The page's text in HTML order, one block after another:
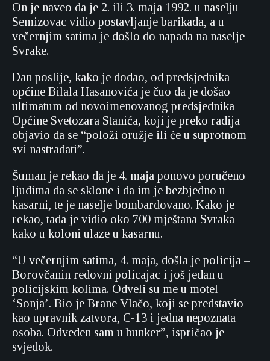
On je naveo da je 2. ili 3. maja 1992. u naselju
Semizovac vidio postavljanje barikada, a u
večernjim satima je došlo do napada na naselje
Svrake.
Dan poslije, kako je dodao, od predsjednika
općine Bilala Hasanovića je čuo da je došao
ultimatum od novoimenovanog predsjednika
Općine Svetozara Stanića, koji je preko radija
objavio da se “položi oružje ili će u suprotnom
svi nastradati”.
Šuman je rekao da je 4. maja ponovo poručeno
ljudima da se sklone i da im je bezbjedno u
kasarni, te je naselje bombardovano. Kako je
rekao, tada je vidio oko 700 mještana Svraka
kako u koloni ulaze u kasarnu.
“U večernjim satima, 4. maja, došla je policija –
Borovčanin redovni policajac i još jedan u
policijskim kolima. Odveli su me u motel
‘Sonja’. Bio je Brane Vlačo, koji se predstavio
kao upravnik zatvora, C-13 i jedna nepoznata
osoba. Odveden sam u bunker”, ispričao je
svjedok.